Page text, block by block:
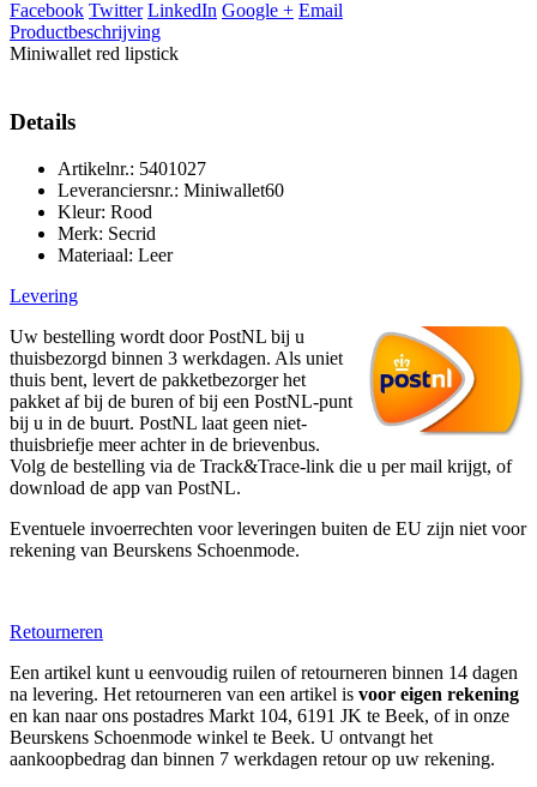
Facebook Twitter LinkedIn Google + Email
Productbeschrijving
Miniwallet red lipstick
Details
Artikelnr.: 5401027
Leveranciersnr.: Miniwallet60
Kleur: Rood
Merk: Secrid
Materiaal: Leer
Levering
Uw bestelling wordt door PostNL bij u
thuisbezorgd binnen 3 werkdagen. Als uniet
thuis bent, levert de pakketbezorger het
pakket af bij de buren of bij een PostNL-punt
bij u in de buurt. PostNL laat geen niet-
thuisbriefje meer achter in de brievenbus.
Volg de bestelling via de Track&Trace-link die u per mail krijgt, of
download de app van PostNL.
Eventuele invoerrechten voor leveringen buiten de EU zijn niet voor
rekening van Beurskens Schoenmode.
Retourneren
Een artikel kunt u eenvoudig ruilen of retourneren binnen 14 dagen
na levering. Het retourneren van een artikel is voor eigen rekening
en kan naar ons postadres Markt 104, 6191 JK te Beek, of in onze
Beurskens Schoenmode winkel te Beek. U ontvangt het
aankoopbedrag dan binnen 7 werkdagen retour op uw rekening.